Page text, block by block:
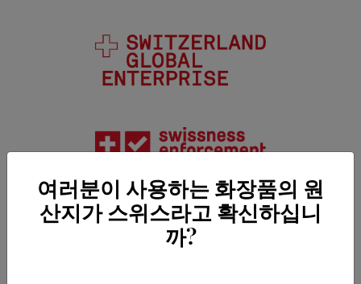
여러분이 사용하는 화장품의 원
산지가 스위스라고 확신하십니
까?